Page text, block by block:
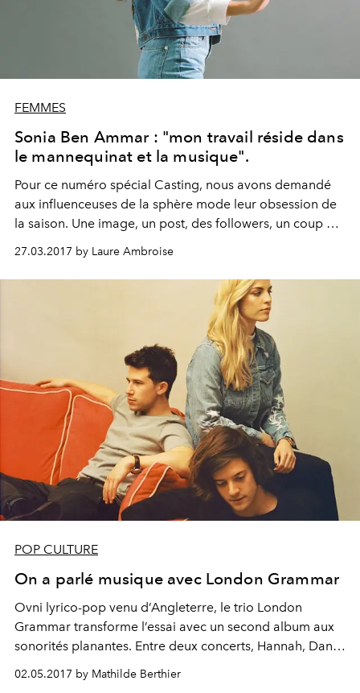
FEMMES
Sonia Ben Ammar : "mon travail réside dans
le mannequinat et la musique".
Pour ce numéro spécial Casting, nous avons demandé
aux influenceuses de la sphère mode leur obsession de
la saison. Une image, un post, des followers, un coup de
27.03.2017 by Laure Ambroise
POP CULTURE
On a parlé musique avec London Grammar
Ovni lyrico-pop venu d’Angleterre, le trio London
Grammar transforme l’essai avec un second album aux
sonorités planantes. Entre deux concerts, Hannah, Dan
et Dot ont fait le point sur notre canapé.
02.05.2017 by Mathilde Berthier